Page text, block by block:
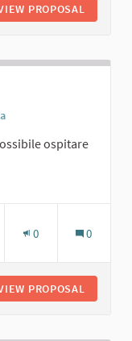
PROPOSAL
ospitare
0 0
PROPOSAL